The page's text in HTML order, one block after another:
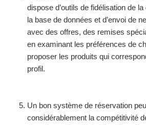
dispose d’outils de fidélisation de
la base de données et d’envoi de
avec des offres, des remises
en examinant les préférences de
proposer les produits qui
profil.
Un bon système de réservation
considérablement la compétitivité